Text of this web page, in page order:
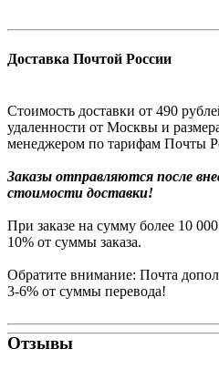
Доставка Почтой России
Стоимость доставки от 490
удаленности от Москвы и
менеджером по тарифам Почты
Заказы отправляются после
стоимости доставки!
При заказе на сумму более 10
10% от суммы заказа.
Обратите внимание: Почта
3-6% от суммы перевода!
Отзывы